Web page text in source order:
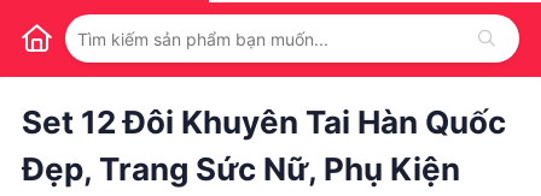
1 1
Set 12 Đôi Khuyên Tai Hàn Quốc
Đẹp, Trang Sức Nữ, Phụ Kiện